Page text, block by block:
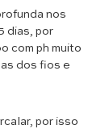
nos
dias, por
com ph muito
dos fios e
por isso